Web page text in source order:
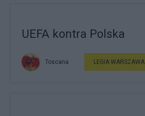
UEFA kontra Polska
Toscana LEGIA WARSZAWA